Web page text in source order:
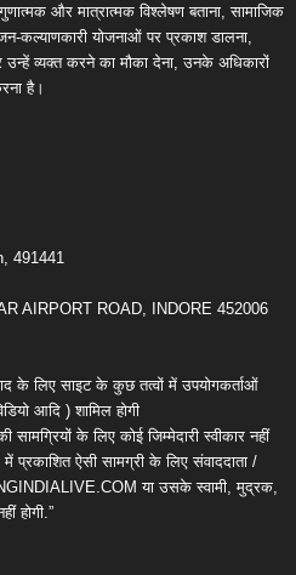
और मात्रात्मक विश्लेषण बताना, सामाजिक
कल्याणकारी योजनाओं पर प्रकाश डालना,
व्यक्त करने का मौका देना, उनके अधिकारों
है।
491441
AIRPORT ROAD, INDORE 452006
के लिए साइट के कुछ तत्वों में उपयोगकर्ताओं
आदि ) शामिल होगी
के लिए कोई जिम्मेदारी स्वीकार नहीं
ऐसी सामग्री के लिए संवाददाता /
या उसके स्वामी, मुद्रक,
होगी.”